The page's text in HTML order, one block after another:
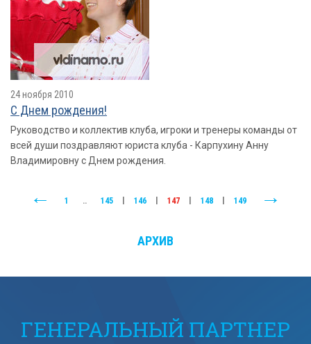
24 ноября 2010
С Днем рождения!
Руководство и коллектив клуба, игроки и тренеры команды от
всей души поздравляют юриста клуба - Карпухину Анну
Владимировну с Днем рождения.
1 .. 145 146 147 148 149
АРХИВ
ГЕНЕРАЛЬНЫЙ ПАРТНЕР